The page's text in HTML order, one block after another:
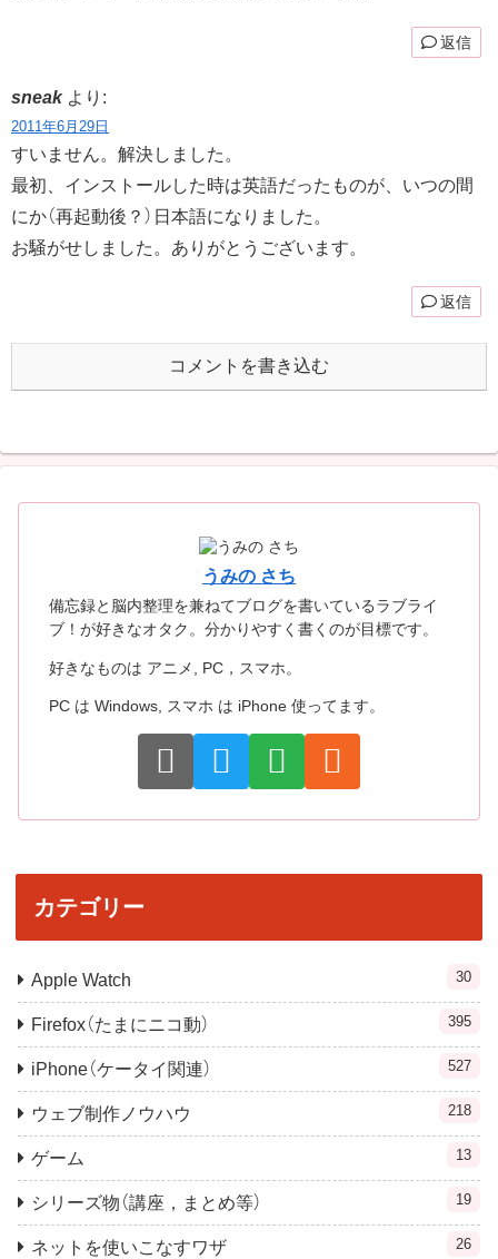
返信
sneak より:
2011年6月29日
すいません。解決しました。
最初、インストールした時は英語だったものが、いつの間
にか（再起動後？）日本語になりました。
お騒がせしました。ありがとうございます。
返信
コメントを書き込む
うみの さち
備忘録と脳内整理を兼ねてブログを書いているラブライ
ブ！が好きなオタク。分かりやすく書くのが目標です。
好きなものは アニメ, PC，スマホ。
PC は Windows, スマホ は iPhone 使ってます。
カテゴリー
Apple Watch 30
Firefox（たまにニコ動） 395
iPhone（ケータイ関連） 527
ウェブ制作ノウハウ 218
ゲーム 13
シリーズ物（講座，まとめ等） 19
ネットを使いこなすワザ 26